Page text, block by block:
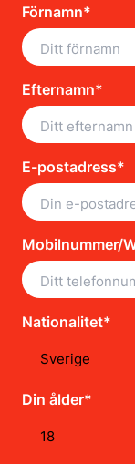
Förnamn*
Efternamn*
E-postadress*
Mobilnummer/
Nationalitet*
Din ålder*